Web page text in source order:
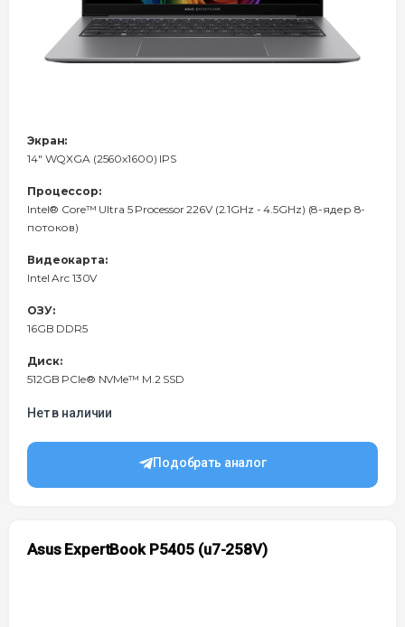
Экран:
14" WQXGA (2560x1600) IPS
Процессор:
Intel® Core™ Ultra 5 Processor 226V (2.1GHz - 4.5GHz) (8-ядер 8-
потоков)
Видеокарта:
Intel Arc 130V
ОЗУ:
16GB DDR5
Диск:
512GB PCIe® NVMe™ M.2 SSD
Нет в наличии
Подобрать аналог
Asus ExpertBook P5405 (u7-258V)